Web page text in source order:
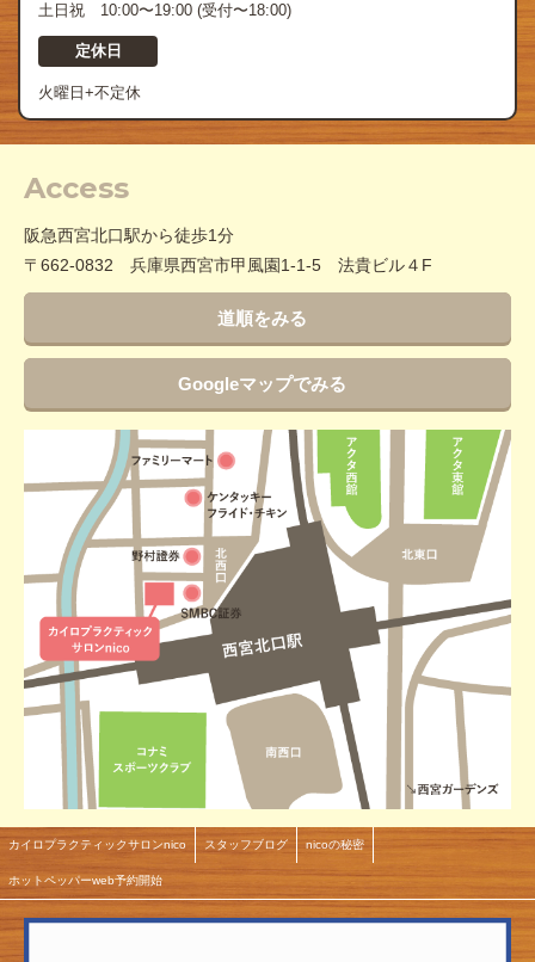
土日祝 10:00〜19:00 (受付〜18:00)
定休日
火曜日+不定休
Access
阪急西宮北口駅から徒歩1分
〒662-0832 兵庫県西宮市甲風園1‐1‐5 法貴ビル４F
道順をみる
Googleマップでみる
カイロプラクティックサロンnico スタッフブログ nicoの秘密
ホットペッパーweb予約開始